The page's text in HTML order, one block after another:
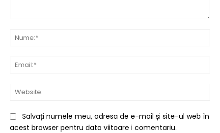
Salvați numele meu, adresa de e-mail și site-ul web în
acest browser pentru data viitoare i comentariu.